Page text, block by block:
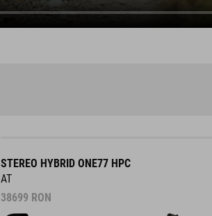
STEREO HYBRID ONE77 HPC
AT
38699 RON